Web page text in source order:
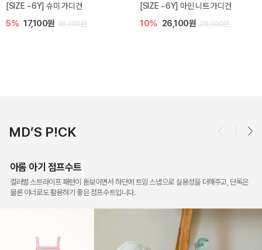
밀라 아기 점프수트
10% 30,600원 34,000원
밀라 아기 셋업
20% 35,200원 44,000원
MD’S P!CK
아롬 아기 점프수트
컬러별 스트라이프 패턴이 돋보이면서 하단에 트임 스냅으로 실용성을 더해주고, 단독은
물론 이너로도 활용하기 좋은 점프수트입니다.